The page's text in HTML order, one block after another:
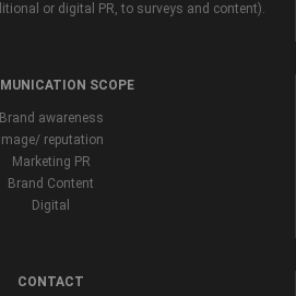
or digital PR, to surveys and content).
SCOPE
Brand awareness
Image/ reputation
Marketing PR
Brand Content
Digital
CONTACT